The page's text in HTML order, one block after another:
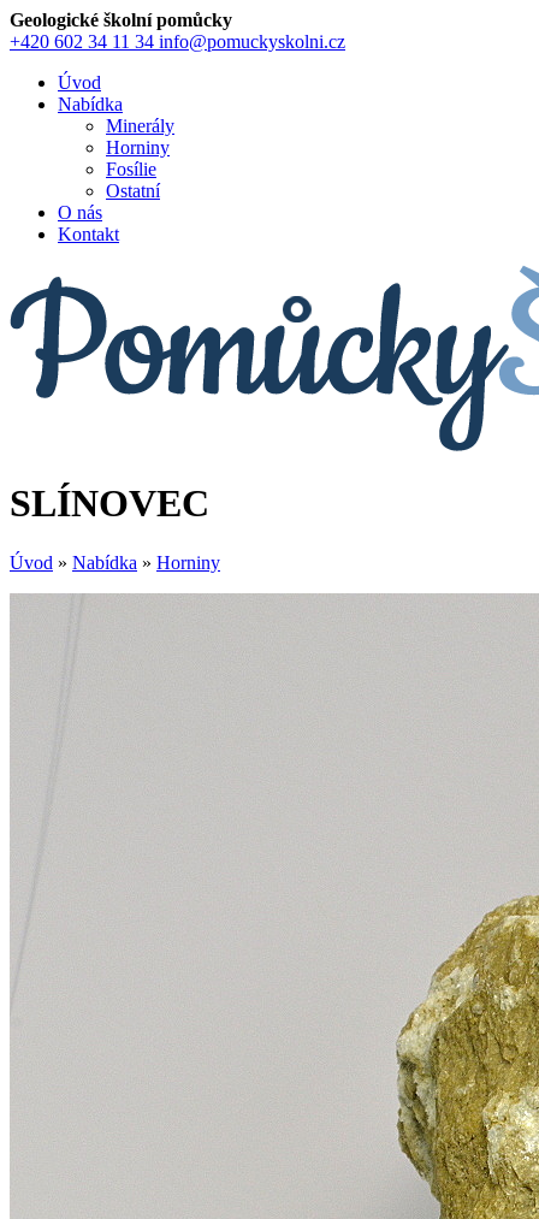
Geologické školní pomůcky
+420 602 34 11 34 info@pomuckyskolni.cz
Úvod
Nabídka
Minerály
Horniny
Fosílie
Ostatní
O nás
Kontakt
SLÍNOVEC
Úvod » Nabídka » Horniny